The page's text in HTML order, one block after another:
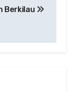
Berkilau